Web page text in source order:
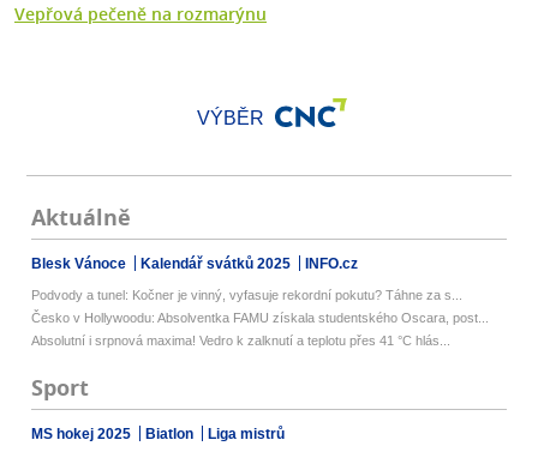
Vepřová pečeně na rozmarýnu
VÝBĚR
Aktuálně
Blesk Vánoce Kalendář svátků 2025 INFO.cz
Podvody a tunel: Kočner je vinný, vyfasuje rekordní pokutu? Táhne za s...
Česko v Hollywoodu: Absolventka FAMU získala studentského Oscara, post...
Absolutní i srpnová maxima! Vedro k zalknutí a teplotu přes 41 °C hlás...
Sport
MS hokej 2025 Biatlon Liga mistrů